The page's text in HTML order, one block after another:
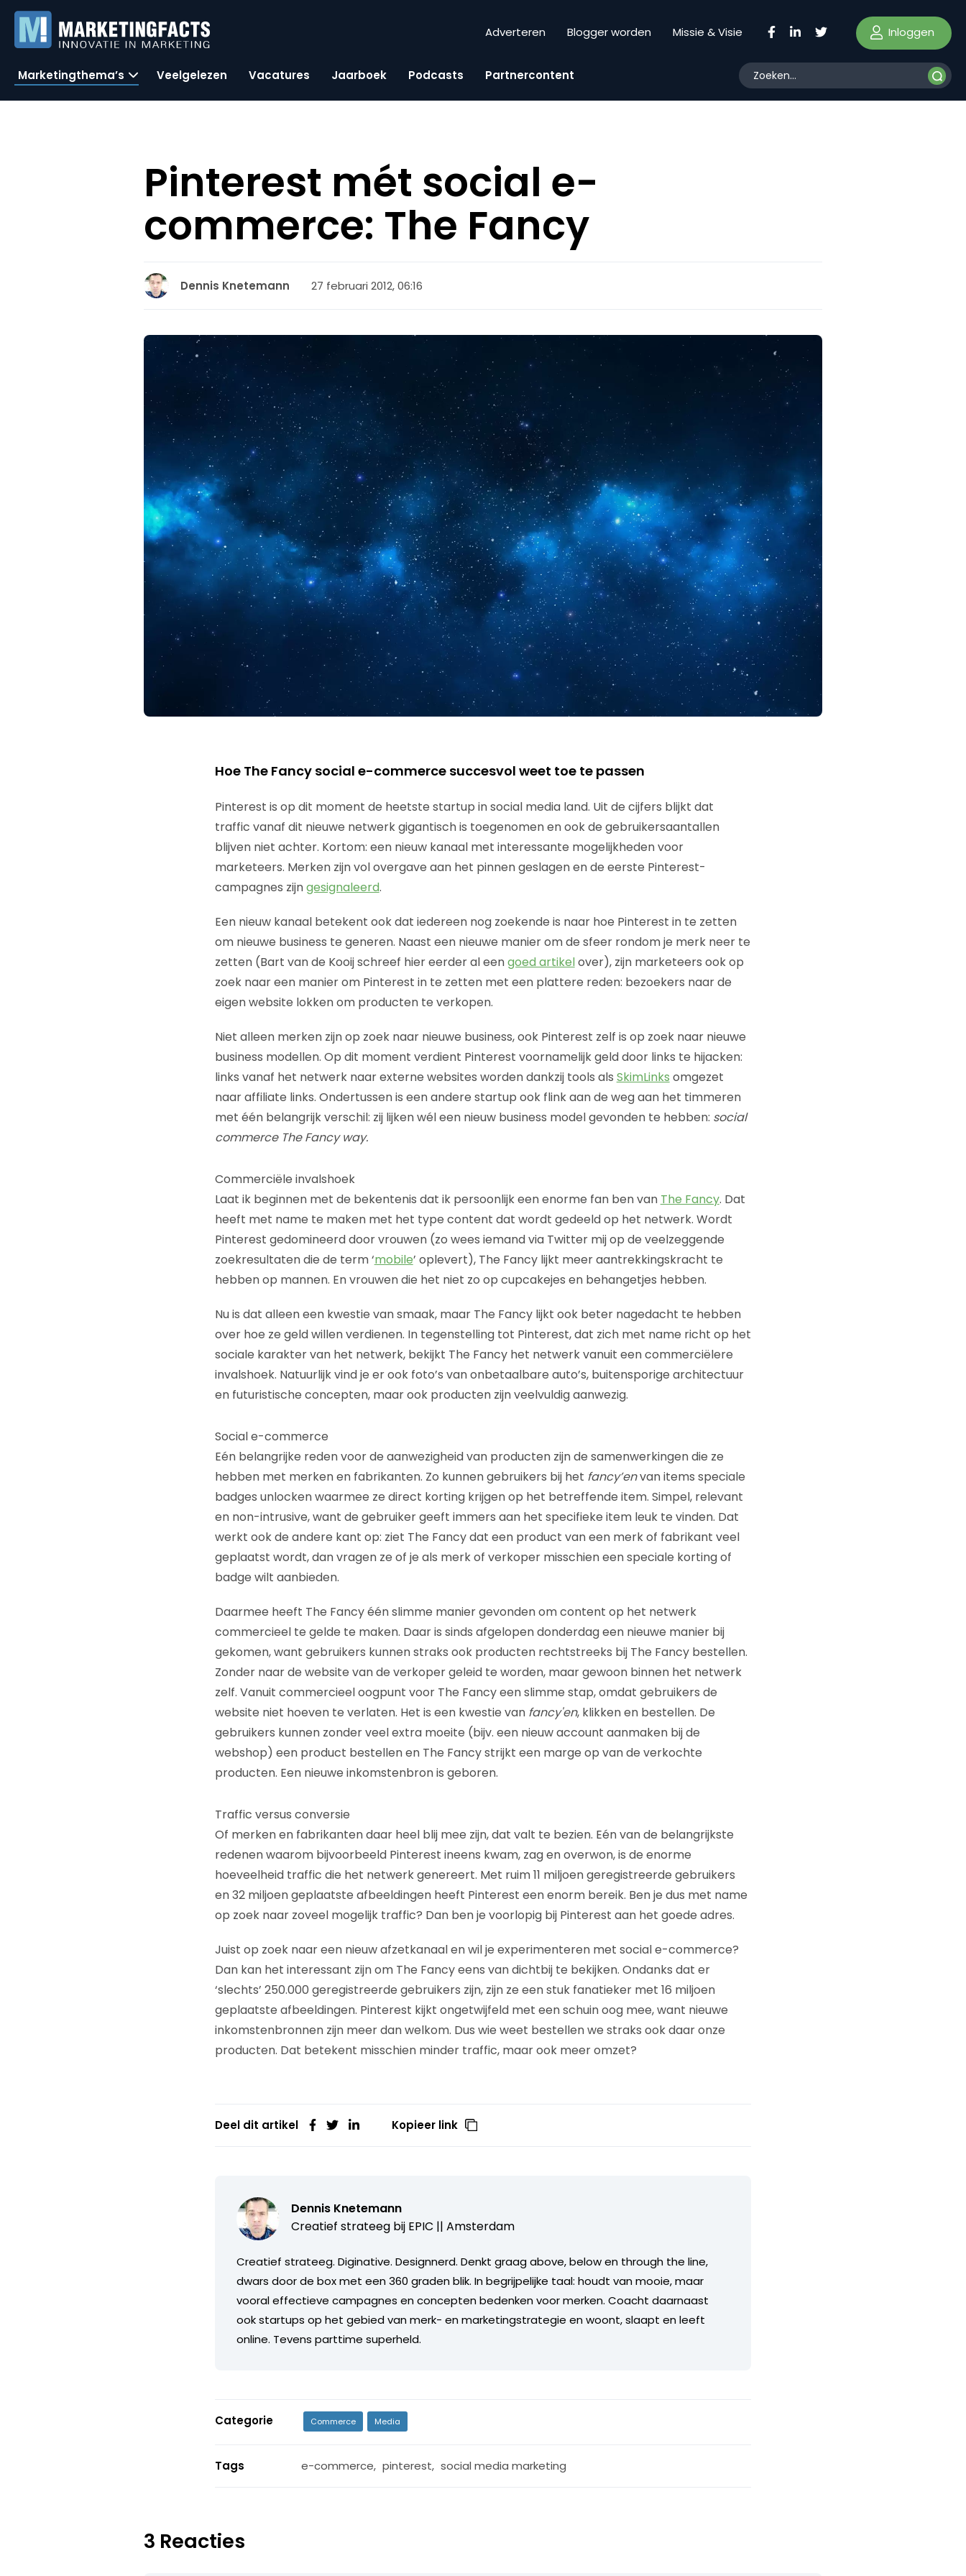
Adverteren Blogger worden Missie & Visie Inloggen
Marketingthema’s Veelgelezen Vacatures Jaarboek Podcasts Partnercontent
Pinterest mét social e-
commerce: The Fancy
Dennis Knetemann 27 februari 2012, 06:16
Hoe The Fancy social e-commerce succesvol weet toe te passen
Pinterest is op dit moment de heetste startup in social media land. Uit de cijfers blijkt dat
traffic vanaf dit nieuwe netwerk gigantisch is toegenomen en ook de gebruikersaantallen
blijven niet achter. Kortom: een nieuw kanaal met interessante mogelijkheden voor
marketeers. Merken zijn vol overgave aan het pinnen geslagen en de eerste Pinterest-
campagnes zijngesignaleerd.
Een nieuw kanaal betekent ook dat iedereen nog zoekende is naar hoe Pinterest in te zetten
om nieuwe business te generen. Naast een nieuwe manier om de sfeer rondom je merk neer te
zetten (Bart van de Kooij schreef hier eerder al eengoed artikelover), zijn marketeers ook op
zoek naar een manier om Pinterest in te zetten met een plattere reden: bezoekers naar de
eigen website lokken om producten te verkopen.
Niet alleen merken zijn op zoek naar nieuwe business, ook Pinterest zelf is op zoek naar nieuwe
business modellen. Op dit moment verdient Pinterest voornamelijk geld door links te hijacken:
links vanaf het netwerk naar externe websites worden dankzij tools als SkimLinks omgezet
naar affiliate links. Ondertussen is een andere startup ook flink aan de weg aan het timmeren
met één belangrijk verschil: zij lijken wél een nieuw business model gevonden te hebben: social
commerce The Fancy way.
Commerciële invalshoek
Laat ik beginnen met de bekentenis dat ik persoonlijk een enorme fan ben van The Fancy. Dat
heeft met name te maken met het type content dat wordt gedeeld op het netwerk. Wordt
Pinterest gedomineerd door vrouwen (zo wees iemand via Twitter mij op de veelzeggende
zoekresultaten die de term ‘mobile’ oplevert), The Fancy lijkt meer aantrekkingskracht te
hebben op mannen. En vrouwen die het niet zo op cupcakejes en behangetjes hebben.
Nu is dat alleen een kwestie van smaak, maar The Fancy lijkt ook beter nagedacht te hebben
over hoe ze geld willen verdienen. In tegenstelling tot Pinterest, dat zich met name richt op het
sociale karakter van het netwerk, bekijkt The Fancy het netwerk vanuit een commerciëlere
invalshoek. Natuurlijk vind je er ook foto’s van onbetaalbare auto’s, buitensporige architectuur
en futuristische concepten, maar ook producten zijn veelvuldig aanwezig.
Social e-commerce
Eén belangrijke reden voor de aanwezigheid van producten zijn de samenwerkingen die ze
hebben met merken en fabrikanten. Zo kunnen gebruikers bij het fancy’envan items speciale
badges unlocken waarmee ze direct korting krijgen op het betreffende item. Simpel, relevant
en non-intrusive, want de gebruiker geeft immers aan het specifieke item leuk te vinden. Dat
werkt ook de andere kant op: ziet The Fancy dat een product van een merk of fabrikant veel
geplaatst wordt, dan vragen ze of je als merk of verkoper misschien een speciale korting of
badge wilt aanbieden.
Daarmee heeft The Fancy één slimme manier gevonden om content op het netwerk
commercieel te gelde te maken. Daar is sinds afgelopen donderdag een nieuwe manier bij
gekomen, want gebruikers kunnen straks ook producten rechtstreeks bij The Fancy bestellen.
Zonder naar de website van de verkoper geleid te worden, maar gewoon binnen het netwerk
zelf. Vanuit commercieel oogpunt voor The Fancy een slimme stap, omdat gebruikers de
website niet hoeven te verlaten. Het is een kwestie van fancy'en, klikken en bestellen. De
gebruikers kunnen zonder veel extra moeite (bijv. een nieuw account aanmaken bij de
webshop) een product bestellen en The Fancy strijkt een marge op van de verkochte
producten. Een nieuwe inkomstenbron is geboren.
Traffic versus conversie
Of merken en fabrikanten daar heel blij mee zijn, dat valt te bezien. Eén van de belangrijkste
redenen waarom bijvoorbeeld Pinterest ineens kwam, zag en overwon, is de enorme
hoeveelheid traffic die het netwerk genereert. Met ruim 11 miljoen geregistreerde gebruikers
en 32 miljoen geplaatste afbeeldingen heeft Pinterest een enorm bereik. Ben je dus met name
op zoek naar zoveel mogelijk traffic? Dan ben je voorlopig bij Pinterest aan het goede adres.
Juist op zoek naar een nieuw afzetkanaal en wil je experimenteren met social e-commerce?
Dan kan het interessant zijn om The Fancy eens van dichtbij te bekijken. Ondanks dat er
‘slechts’ 250.000 geregistreerde gebruikers zijn, zijn ze een stuk fanatieker met 16 miljoen
geplaatste afbeeldingen. Pinterest kijkt ongetwijfeld met een schuin oog mee, want nieuwe
inkomstenbronnen zijn meer dan welkom. Dus wie weet bestellen we straks ook daar onze
producten. Dat betekent misschien minder traffic, maar ook meer omzet?
Deel dit artikel Kopieer link
Dennis Knetemann
Creatief strateeg bij EPIC || Amsterdam
Creatief strateeg. Diginative. Designnerd. Denkt graag above, below en through the line,
dwars door de box met een 360 graden blik. In begrijpelijke taal: houdt van mooie, maar
vooral effectieve campagnes en concepten bedenken voor merken. Coacht daarnaast
ook startups op het gebied van merk- en marketingstrategie en woont, slaapt en leeft
online. Tevens parttime superheld.
Categorie Commerce Media
Tags e-commerce, pinterest, social media marketing
3 Reacties